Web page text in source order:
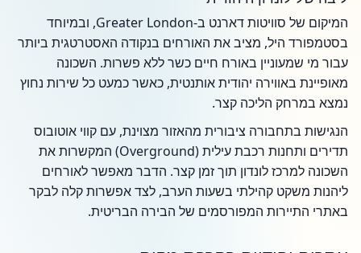
המיקום של סוויטות דארנט ב-Greater London, ובמיוחד
בסטמפורד היל, מציב את האורחים בנקודה האסטרטגית ביותר
עבור מי שמעוניין באורח חיים כשר ללא פשרות. השכונה
מאופיינת באווירה יהודית אותנטית, כאשר כמעט כל שירות נחוץ
נמצא במרחק הליכה קצר.
הנגישות בתחבורה ציבורית מהאזור מצוינת, עם קווי אוטובוס
תדירים ותחנות רכבת עילית (Overground) המקשרות את
השכונה למרכז לונדון תוך זמן קצר. הדבר מאפשר לאורחים
ליהנות משקט קהילתי בשעות הערב, לצד אפשרות קלה לבקר
באתרי התיירות המפורסמים של הבירה הבריטית.